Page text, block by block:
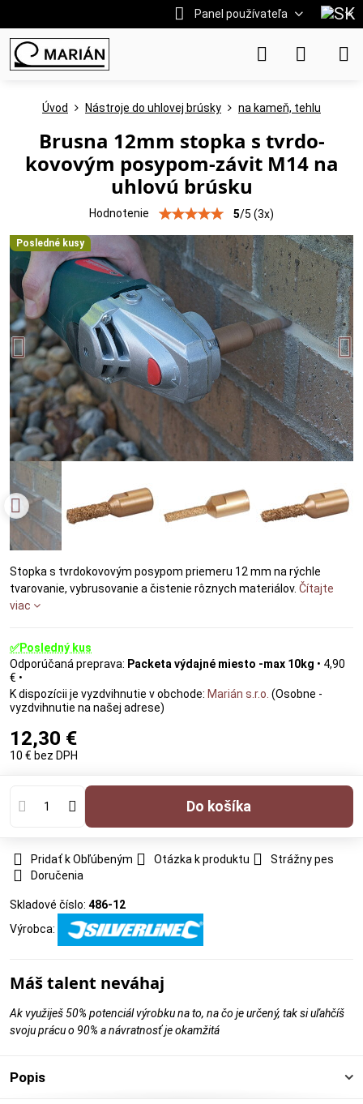
Panel používateľa
Posledné kusy
Úvod Nástroje do uhlovej brúsky na kameň, tehlu
Brusna 12mm stopka s tvrdo-
kovovým posypom-závit M14 na
uhlovú brúsku
Hodnotenie 5/5 (3x)
Stopka s tvrdokovovým posypom priemeru 12 mm na rýchle
tvarovanie, vybrusovanie a čistenie rôznych materiálov. Čítajte
viac
✅Posledný kus
Packeta výdajné miesto -max 10kg • 4,90
€ •
Marián s.r.o. (Osobne -
vyzdvihnutie na našej adrese)
12,30 €
10 € bez DPH
Do košíka
Pridať k Obľúbeným Otázka k produktu
Strážny pes
Doručenia
Skladové číslo: 486-12
Výrobca:
Máš talent neváhaj
Ak využiješ 50% potenciál výrobku na to, na čo je určený, tak si uľahčíš
svoju prácu o 90% a návratnosť je okamžitá
Popis